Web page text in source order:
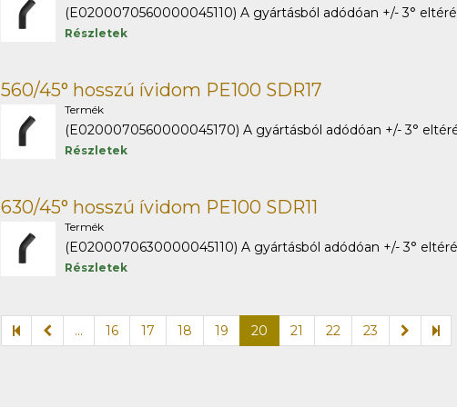
(E0200070560000045110) A gyártásból adódóan +/- 3°
Részletek
560/45° hosszú ívidom PE100 SDR17
Termék
(E0200070560000045170) A gyártásból adódóan +/- 3°
Részletek
630/45° hosszú ívidom PE100 SDR11
Termék
(E0200070630000045110) A gyártásból adódóan +/- 3°
Részletek
... 16 17 18 19 20 21 22 23